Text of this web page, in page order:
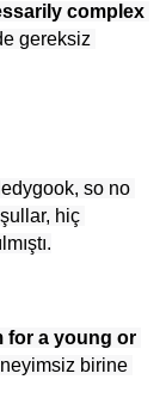
complex
gereksiz
so no
hiç
for a young or
birine